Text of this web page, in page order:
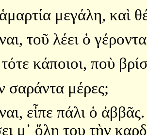
μεγάλη, καὶ
τοῦ λέει ὁ
κάποιοι, ποὺ
σαράντα μέρες;
εἶπε πάλι ὁ
μ᾿ ὅλη του τὴν